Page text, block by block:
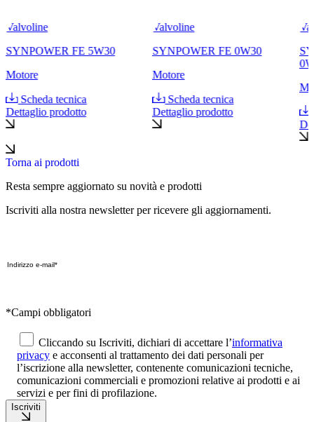
Valvoline
SYNPOWER FE 5W30
Motore
Scheda tecnica
Dettaglio prodotto
Valvoline
SYNPOWER FE 0W30
Motore
Scheda tecnica
Dettaglio prodotto
Torna ai prodotti
Resta sempre aggiornato su novità e prodotti
Iscriviti alla nostra newsletter per ricevere gli aggiornamenti.
*Campi obbligatori
Cliccando su Iscriviti, dichiari di accettare l’informativa
privacy e acconsenti al trattamento dei dati personali per
l’iscrizione alla newsletter, contenente comunicazioni tecniche,
comunicazioni commerciali e promozioni relative ai prodotti e ai
servizi e per fini di profilazione.
Iscriviti